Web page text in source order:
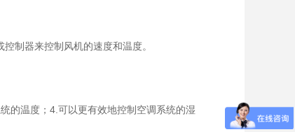
制器来控制风机的速度和温度。
的温度；4.可以更有效地控制空调系统的湿